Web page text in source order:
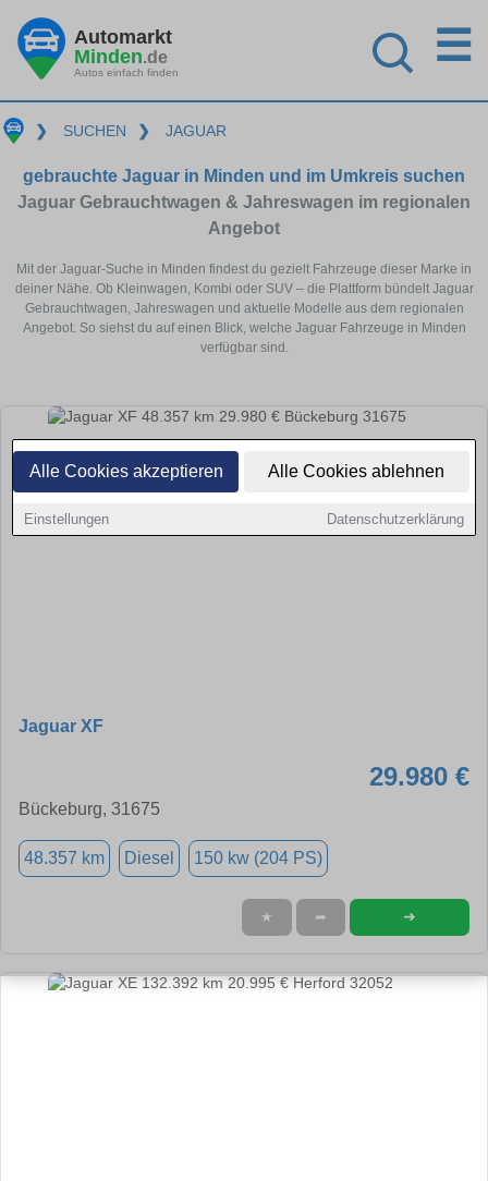
Alle Cookies akzeptieren Alle Cookies ablehnen
Einstellungen Datenschutzerklärung
Automarkt
Minden.de
Autos einfach finden
☰
❯ SUCHEN ❯ JAGUAR
gebrauchte Jaguar in Minden und im Umkreis suchen
Jaguar Gebrauchtwagen & Jahreswagen im regionalen
Angebot
Mit der Jaguar-Suche in Minden findest du gezielt Fahrzeuge dieser Marke in
deiner Nähe. Ob Kleinwagen, Kombi oder SUV – die Plattform bündelt Jaguar
Gebrauchtwagen, Jahreswagen und aktuelle Modelle aus dem regionalen
Angebot. So siehst du auf einen Blick, welche Jaguar Fahrzeuge in Minden
verfügbar sind.
Jaguar XF
29.980 €
Bückeburg, 31675
48.357 km Diesel 150 kw (204 PS)
★ ➦ ➜